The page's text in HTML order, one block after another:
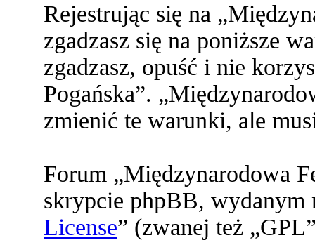
Rejestrując się na
zgadzasz się na poniższe
zgadzasz, opuść i nie
Pogańska”.
zmienić te warunki, ale
Forum „Międzynarodowa
skrypcie phpBB, wydanym
License” (zwanej też